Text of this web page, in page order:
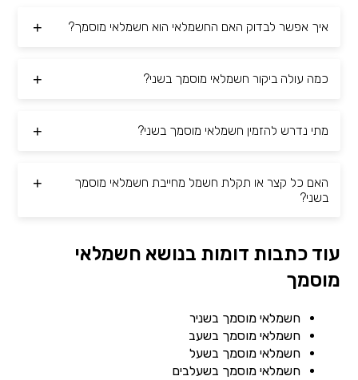
איך אפשר לבדוק האם החשמלאי הוא חשמלאי מוסמך?
כמה עולה ביקור חשמלאי מוסמך בשני?
מתי נדרש להזמין חשמלאי מוסמך בשני?
האם כל קצר או תקלת חשמל מחייבת חשמלאי מוסמך
בשני?
עוד כתבות דומות בנושא חשמלאי
מוסמך
חשמלאי מוסמך בשניר
חשמלאי מוסמך בשעב
חשמלאי מוסמך בשעל
חשמלאי מוסמך בשעלבים